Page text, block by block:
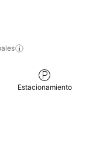
Estacionamiento